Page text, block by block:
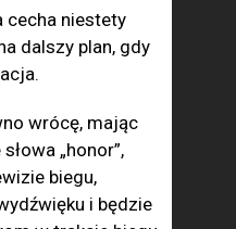
cecha niestety
dalszy plan, gdy
wrócę, mając
„honor”,
biegu,
i będzie